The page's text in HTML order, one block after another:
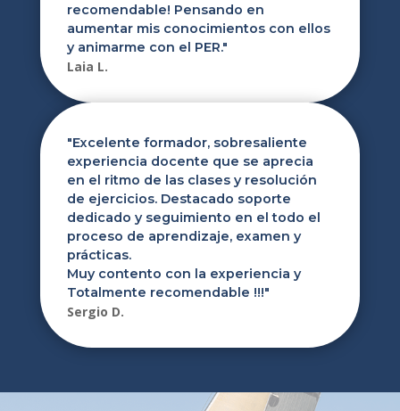
recomendable! Pensando en
aumentar mis conocimientos con ellos
y animarme con el PER."
Laia L.
"Excelente formador, sobresaliente
experiencia docente que se aprecia
en el ritmo de las clases y resolución
de ejercicios. Destacado soporte
dedicado y seguimiento en el todo el
proceso de aprendizaje, examen y
prácticas.
Muy contento con la experiencia y
Totalmente recomendable !!!"
Sergio D.